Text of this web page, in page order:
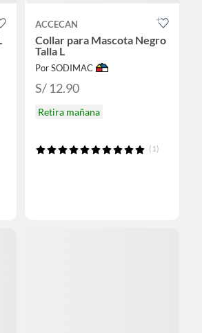
ACCECAN
Collar para Mascota Negro
Talla L
Por SODIMAC
S/ 12.90
Retira mañana
(1)